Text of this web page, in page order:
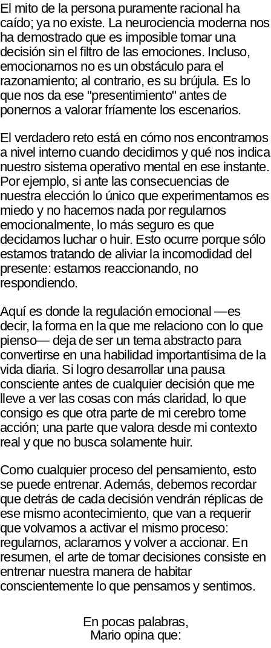
El mito de la persona puramente racional ha
caído; ya no existe. La neurociencia moderna nos
ha demostrado que es imposible tomar una
decisión sin el filtro de las emociones. Incluso,
emocionarnos no es un obstáculo para el
razonamiento; al contrario, es su brújula. Es lo
que nos da ese "presentimiento" antes de
ponernos a valorar fríamente los escenarios.
​El verdadero reto está en cómo nos encontramos
a nivel interno cuando decidimos y qué nos indica
nuestro sistema operativo mental en ese instante.
Por ejemplo, si ante las consecuencias de
nuestra elección lo único que experimentamos es
miedo y no hacemos nada por regularnos
emocionalmente, lo más seguro es que
decidamos luchar o huir. Esto ocurre porque sólo
estamos tratando de aliviar la incomodidad del
presente: estamos reaccionando, no
respondiendo.
​Aquí es donde la regulación emocional —es
decir, la forma en la que me relaciono con lo que
pienso— deja de ser un tema abstracto para
convertirse en una habilidad importantísima de la
vida diaria. Si logro desarrollar una pausa
consciente antes de cualquier decisión que me
lleve a ver las cosas con más claridad, lo que
consigo es que otra parte de mi cerebro tome
acción; una parte que valora desde mi contexto
real y que no busca solamente huir.
​Como cualquier proceso del pensamiento, esto
se puede entrenar. Además, debemos recordar
que detrás de cada decisión vendrán réplicas de
ese mismo acontecimiento, que van a requerir
que volvamos a activar el mismo proceso:
regularnos, aclararnos y volver a accionar. En
resumen, el arte de tomar decisiones consiste en
entrenar nuestra manera de habitar
conscientemente lo que pensamos y sentimos.
En pocas palabras,
Mario opina que: